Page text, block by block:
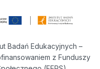
karcie
Badań Edukacyjnych –
z Funduszy